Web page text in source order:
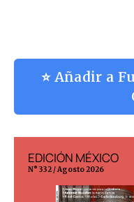
⭐ Añadir a
EDICIÓN MÉXICO
N° 332 / Agosto 2026